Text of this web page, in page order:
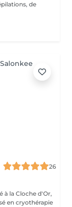
de
26
en cryothérapie